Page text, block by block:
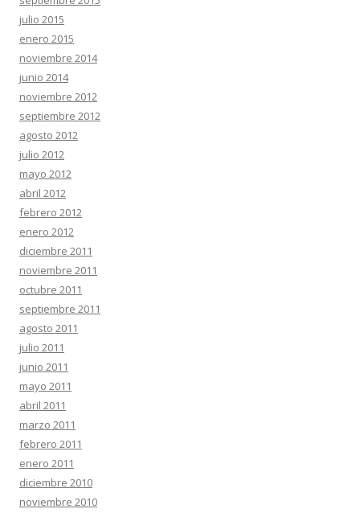
julio 2015
enero 2015
noviembre 2014
junio 2014
noviembre 2012
septiembre 2012
agosto 2012
julio 2012
mayo 2012
abril 2012
febrero 2012
enero 2012
diciembre 2011
noviembre 2011
octubre 2011
septiembre 2011
agosto 2011
julio 2011
junio 2011
mayo 2011
abril 2011
marzo 2011
febrero 2011
enero 2011
diciembre 2010
noviembre 2010